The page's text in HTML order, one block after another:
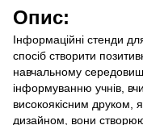
Опис:
Інформаційні стенди
спосіб створити
навчальному
інформуванню учнів,
високоякісним друком,
дизайном, вони